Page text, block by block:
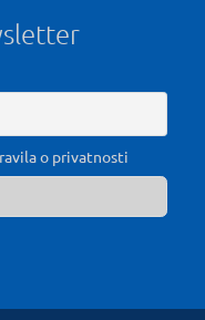
o privatnosti